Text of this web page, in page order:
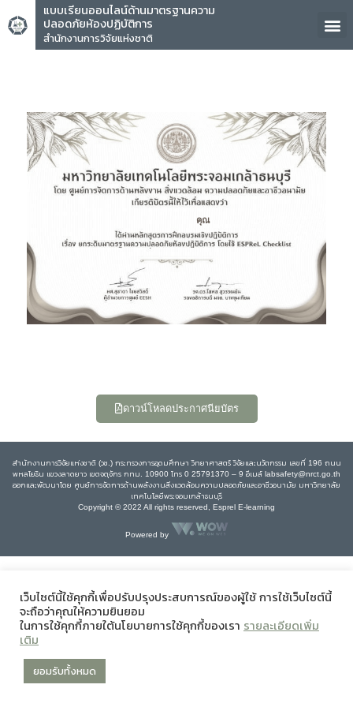
แบบเรียนออนไลน์ด้านมาตรฐานความ
ปลอดภัยห้องปฏิบัติการ
สำนักงานการวิจัยแห่งชาติ
คุณ
ดาวน์โหลดประกาศนียบัตร
สำนักงานการวิจัยแห่งชาติ (วช.) กระทรวงการอุดมศึกษา วิทยาศาสตร์ วิจัยและนวัตกรรม เลขที่ 196 ถนน
พหลโยธิน แขวงลาดยาว เขตจตุจักร กทม. 10900 โทร 0 25791370 – 9 อีเมล์ labsafety@nrct.go.th
ออกและพัฒนาโดย ศูนย์การจัดการด้านพลังงานสิ่งแวดล้อมความปลอดภัยและอาชีวอนามัย มหาวิทยาลัย
เทคโนโลยีพระจอมเกล้าธนบุรี
Copyright © 2022 All rights reserved, Esprel E-learning
Powered by
เว็บไซต์นี้ใช้คุกกี้เพื่อปรับปรุงประสบการณ์ของผู้ใช้ การใช้เว็บไซต์นี้
จะถือว่าคุณให้ความยินยอม
ในการใช้คุกกี้ภายใต้นโยบายการใช้คุกกี้ของเรา รายละเอียดเพิ่ม
เติม
ยอมรับทั้งหมด